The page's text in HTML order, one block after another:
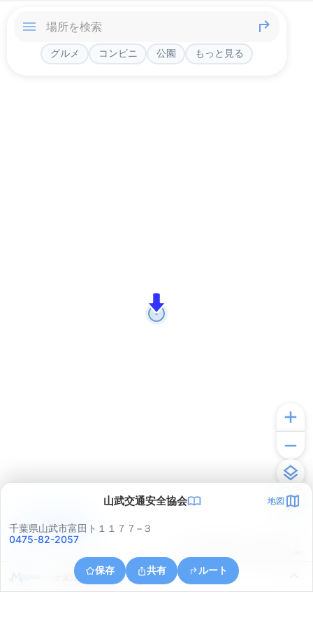
グルメ コンビニ 公園 もっと見る
山武交通安全協会 地図
千葉県山武市富田ト１１７７−３
0475-82-2057
保存 共有 ルート
千葉県山武市富田ト
アプリで見る